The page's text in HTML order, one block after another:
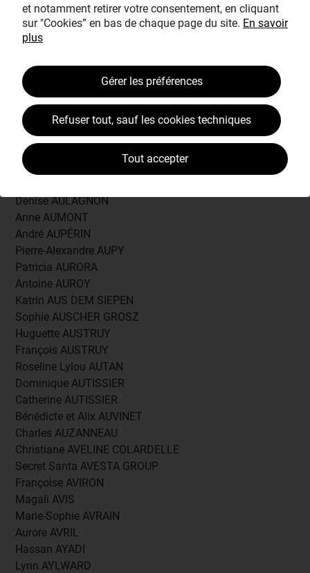
Emmanuel AUGÉ
François AUGENDRE
Agnès AUGER
Gilles AUGER
Sandrine AUGEREAU-SALAUN
Simon AUGU FERY
Liliane AUGUET
Sylvie AUGUET
Carole AUGUIN
Denise AULAGNON
Anne AUMONT
André AUPÉRIN
Pierre-Alexandre AUPY
Patricia AURORA
Antoine AUROY
Katrin AUS DEM SIEPEN
Sophie AUSCHER GROSZ
Huguette AUSTRUY
François AUSTRUY
Roseline Lylou AUTAN
Dominique AUTISSIER
Catherine AUTISSIER
Bénédicte et Alix AUVINET
Charles AUZANNEAU
Christiane AVELINE COLARDELLE
Secret Santa AVESTA GROUP
Françoise AVIRON
Magali AVIS
Marie-Sophie AVRAIN
Aurore AVRIL
Hassan AYADI
Lynn AYLWARD
et notamment retirer votre consentement, en cliquant
sur "Cookies” en bas de chaque page du site. En savoir
plus
Gérer les préférences
Refuser tout, sauf les cookies techniques
Tout accepter